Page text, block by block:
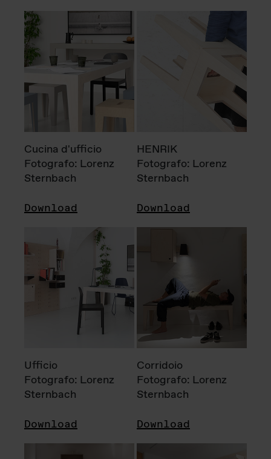
Cucina d'ufficio
Fotografo: Lorenz
Sternbach
Download
HENRIK
Fotografo: Lorenz
Sternbach
Download
Ufficio
Fotografo: Lorenz
Sternbach
Download
Corridoio
Fotografo: Lorenz
Sternbach
Download